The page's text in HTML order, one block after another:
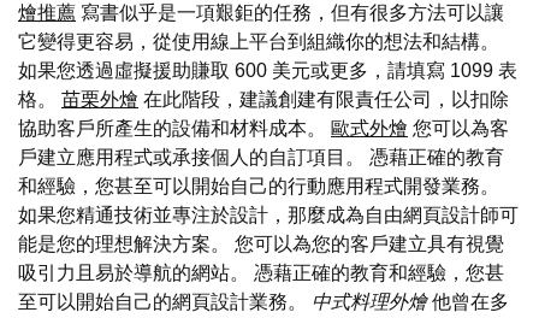
燴推薦 寫書似乎是一項艱鉅的任務，但有很多方法可以讓
它變得更容易，從使用線上平台到組織你的想法和結構。
如果您透過虛擬援助賺取 600 美元或更多，請填寫 1099 表
格。 苗栗外燴 在此階段，建議創建有限責任公司，以扣除
協助客戶所產生的設備和材料成本。
歐式外燴 您可以為客
戶建立應用程式或承接個人的自訂項目。 憑藉正確的教育
和經驗，您甚至可以開始自己的行動應用程式開發業務。
如果您精通技術並專注於設計，那麼成為自由網頁設計師可
能是您的理想解決方案。 您可以為您的客戶建立具有視覺
吸引力且易於導航的網站。 憑藉正確的教育和經驗，您甚
至可以開始自己的網頁設計業務。
中式料理外燴他曾在多